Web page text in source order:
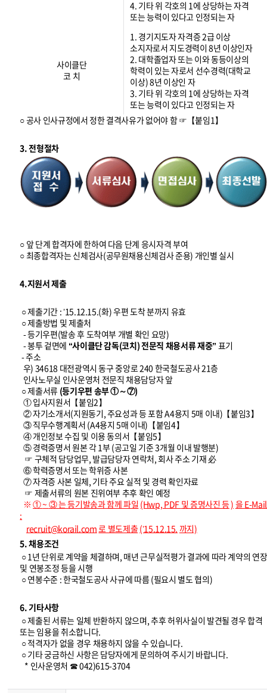
4. 기타 위 각호의 1에 상당하는 자격
또는 능력이 있다고 인정되는 자
사이클단
코 치
1. 경기지도자 자격증 2급 이상
소지자로서 지도경력이 8년 이상인자
2. 대학졸업자 또는 이와 동등이상의
학력이 있는 자로서 선수경력(대학교
이상) 8년 이상인 자
3. 기타 위 각호의 1에 상당하는 자격
또는 능력이 있다고 인정되는 자
○ 공사 인사규정에서 정한 결격사유가 없어야 함 ☞【붙임1】
3. 전형절차
○ 앞 단계 합격자에 한하여 다음 단계 응시자격 부여
○ 최종합격자는 신체검사(공무원채용신체검사 준용) 개인별 실시
4.지원서 제출
○ 제출기간 : ’15.12.15.(화) 우편 도착 분까지 유효
○ 제출방법 및 제출처
- 등기우편(발송 후 도착여부 개별 확인 요망)
- 봉투 겉면에 “사이클단 감독(코치) 전문직 채용서류 재중” 표기
- 주소
우) 34618 대전광역시 동구 중앙로 240 한국철도공사 21층
인사노무실 인사운영처 전문직 채용담당자 앞
○ 제출서류 (등기우편 송부 ①～⑦)
① 입사지원서【붙임2】
② 자기소개서(지원동기, 주요성과 등 포함 A4용지 5매 이내)【붙임3】
③ 직무수행계획서 (A4용지 5매 이내)【붙임4】
④ 개인정보 수집 및 이용 동의서【붙임5】
⑤ 경력증명서 원본 각 1부 (공고일 기준 3개월 이내 발행분)
☞ 구체적 담당업무, 발급담당자 연락처, 회사 주소 기재 必
⑥ 학력증명서 또는 학위증 사본
⑦ 자격증 사본 일체, 기타 주요 실적 및 경력 확인자료
☞ 제출서류의 원본 진위여부 추후 확인 예정
※①~ ③는 등기발송과 함께 파일 (Hwp, PDF 및 증명사진 등) 을 E-Mail
:
recruit@korail.com로 별도제출 (’15.12.15. 까지)
5. 채용조건
○ 1년 단위로 계약을 체결하며, 매년 근무실적평가 결과에 따라 계약의 연장
및 연봉조정 등을 시행
○ 연봉수준 : 한국철도공사 사규에 따름 (필요시 별도 협의)
6. 기타사항
○ 제출된 서류는 일체 반환하지 않으며, 추후 허위사실이 발견될 경우 합격
또는 임용을 취소합니다.
○ 적격자가 없을 경우 채용하지 않을 수 있습니다.
○ 기타 궁금하신 사항은 담당자에게 문의하여 주시기 바랍니다.
* 인사운영처 ☎ 042)615-3704